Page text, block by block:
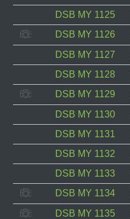
DSB MY 1125
DSB MY 1126
DSB MY 1127
DSB MY 1128
DSB MY 1129
DSB MY 1130
DSB MY 1131
DSB MY 1132
DSB MY 1133
DSB MY 1134
DSB MY 1135